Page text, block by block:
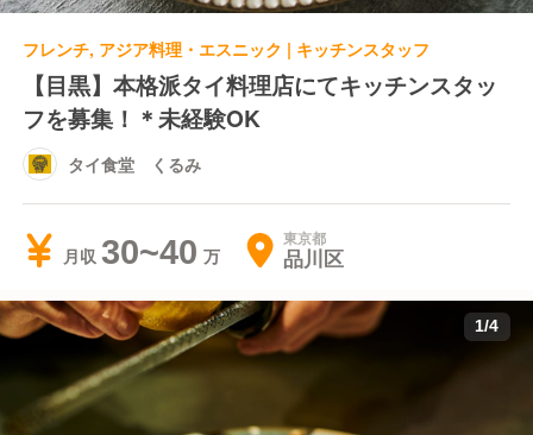
フレンチ, アジア料理・エスニック | キッチンスタッフ
【目黒】本格派タイ料理店にてキッチンスタッ
フを募集！＊未経験OK
タイ食堂 くるみ
月収 30~40 東京都
品川区
1/4